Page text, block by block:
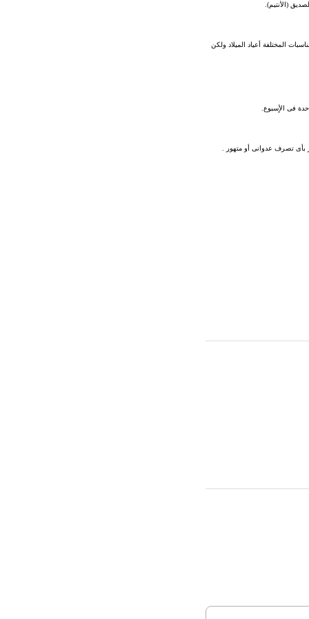
(الأنتيم).
المختلفة أعياد الميلاد ولكن
فى الأٍسبوع.